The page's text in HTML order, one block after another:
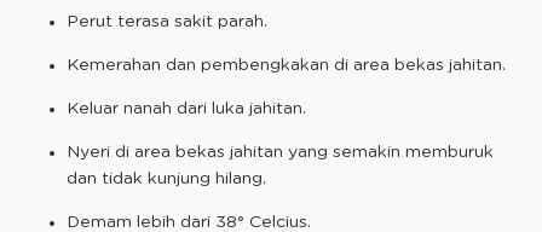
Perut terasa sakit parah.
Kemerahan dan pembengkakan di area bekas jahitan.
Keluar nanah dari luka jahitan.
Nyeri di area bekas jahitan yang semakin memburuk
dan tidak kunjung hilang.
Demam lebih dari 38° Celcius.